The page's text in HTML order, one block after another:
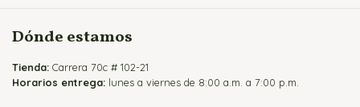
Dónde estamos
Tienda: Carrera 70c # 102-21
Horarios entrega: lunes a viernes de 8:00 a.m. a 7:00 p.m.